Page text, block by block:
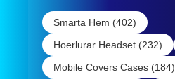
Smarta Hem (402)
Hoerlurar Headset (232)
Mobile Covers Cases (184)